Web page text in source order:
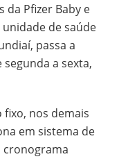
da Pfizer Baby e
de saúde
passa a
a sexta,
fixo, nos demais
em sistema de
cronograma